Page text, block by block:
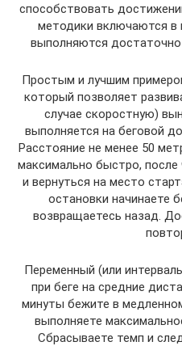
способствовать
методики включаются в
выполняются
Простым и лучшим
который позволяет
случае скоростную)
выполняется на беговой
Расстояние не менее 50
максимально быстро, после
и вернуться на место
остановки начинаете
возвращаетесь назад.
Переменный (или
при беге на средние
минуты бежите в
выполняете
Сбрасываете темп и